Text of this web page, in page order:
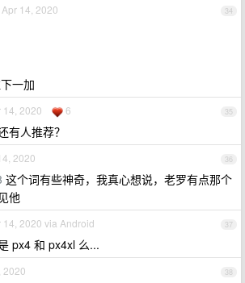
34
Apr 14, 2020
一加
35
14, 2020 6
有人推荐？
36
2020
这个词有些神奇，我真心想说，老罗有点那个
他
37
14, 2020 via Android
px4 和 px4xl 么...
38
2020